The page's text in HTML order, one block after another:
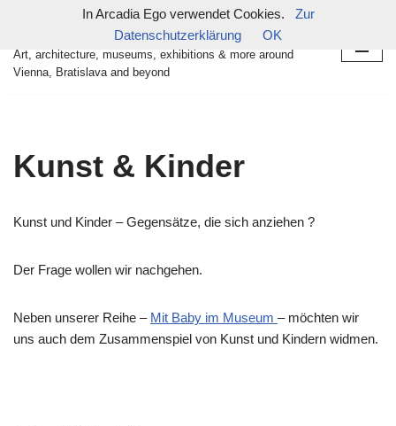
Zum
Inhalt
in arcadia ego
Art, architecture, museums, exhibitions & more around
Vienna, Bratislava and beyond
Kunst & Kinder
Kunst und Kinder – Gegensätze, die sich anziehen ?
Der Frage wollen wir nachgehen.
Neben unserer Reihe – Mit Baby im Museum – möchten wir
uns auch dem Zusammenspiel von Kunst und Kindern widmen.
In Arcadia Ego verwendet Cookies.
Zur
Datenschutzerklärung
OK